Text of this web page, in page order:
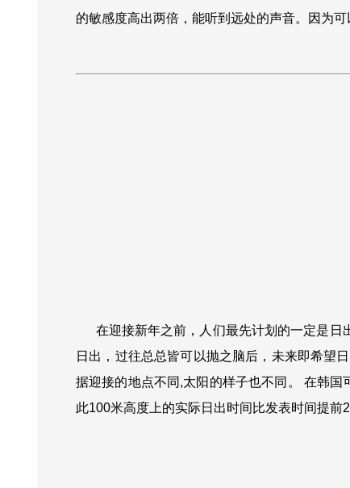
的敏感度高出两倍，能听到远处的声音。因为
在迎接新年之前，人们最先计划的一定是日
日出，过往总总皆可以抛之脑后，未来即希望
据迎接的地点不同,太阳的样子也不同。 在韩
此100米高度上的实际日出时间比发表时间提前2